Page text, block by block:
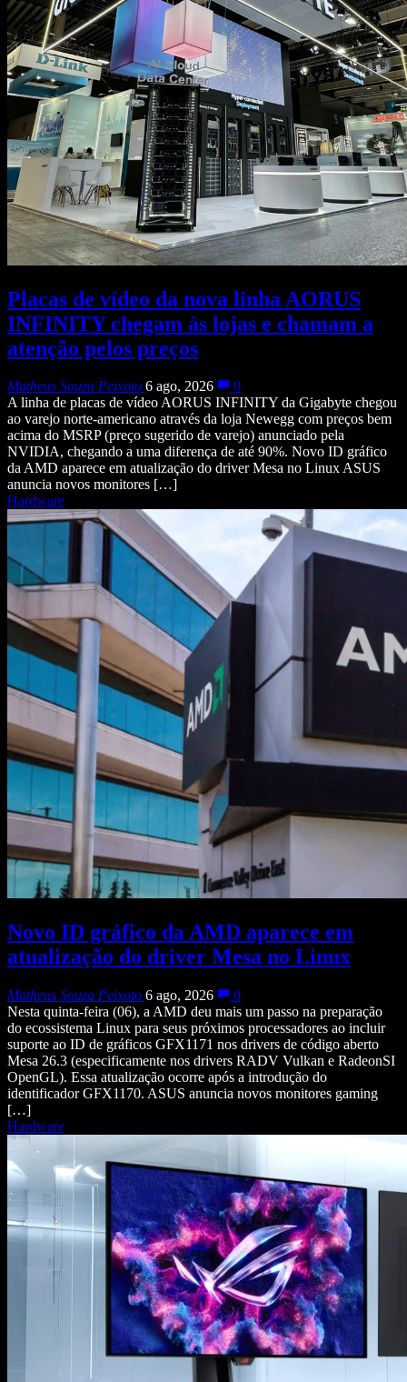
Placas de vídeo da nova linha AORUS
INFINITY chegam às lojas e chamam a
atenção pelos preços
Matheus Souza Peixoto 6 ago, 2026
0
A linha de placas de vídeo AORUS INFINITY da Gigabyte chegou
ao varejo norte-americano através da loja Newegg com preços bem
acima do MSRP (preço sugerido de varejo) anunciado pela
NVIDIA, chegando a uma diferença de até 90%. Novo ID gráfico
da AMD aparece em atualização do driver Mesa no Linux ASUS
anuncia novos monitores […]
Hardware
Novo ID gráfico da AMD aparece em
atualização do driver Mesa no Linux
Matheus Souza Peixoto 6 ago, 2026
0
Nesta quinta-feira (06), a AMD deu mais um passo na preparação
do ecossistema Linux para seus próximos processadores ao incluir
suporte ao ID de gráficos GFX1171 nos drivers de código aberto
Mesa 26.3 (especificamente nos drivers RADV Vulkan e RadeonSI
OpenGL). Essa atualização ocorre após a introdução do
identificador GFX1170. ASUS anuncia novos monitores gaming
[…]
Hardware